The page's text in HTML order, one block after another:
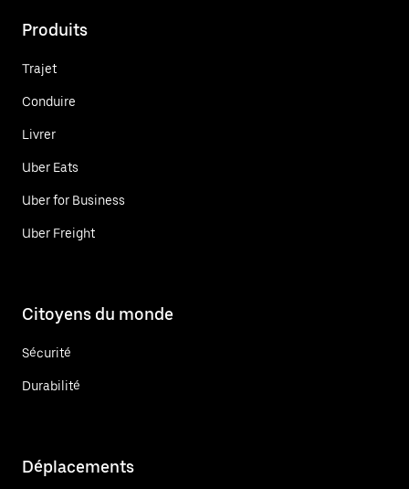
Produits
Trajet
Conduire
Livrer
Uber Eats
Uber for Business
Uber Freight
Citoyens du monde
Sécurité
Durabilité
Déplacements